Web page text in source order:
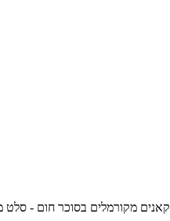
חום - סלט מטורף של חברתי המהממת עדי